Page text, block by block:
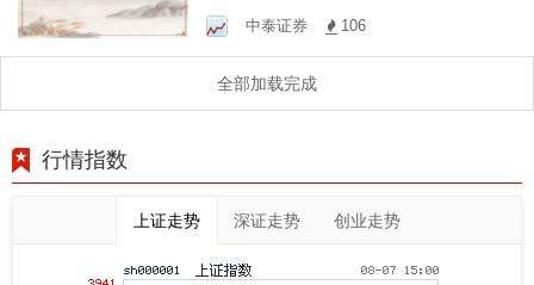
的市场环境中炒股配
中泰证券 106
全部加载完成
行情指数
上证走势 深证走势 创业走势